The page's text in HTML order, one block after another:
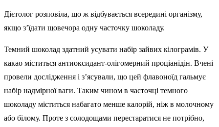
Дієтолог розповіла, що ж відбувається всередині організму,
якщо з’їдати щовечора одну часточку шоколаду.
Темний шоколад здатний усувати набір зайвих кілограмів. У
какао міститься антиоксидант-олігомерний проціанідін. Вчені
провели дослідження і з’ясували, що цей флавоноїд гальмує
набір надмірної ваги. Таким чином в часточці темного
шоколаду міститься набагато менше калорій, ніж в молочному
або білому. Проте з солодощами перестаратися не потрібно,